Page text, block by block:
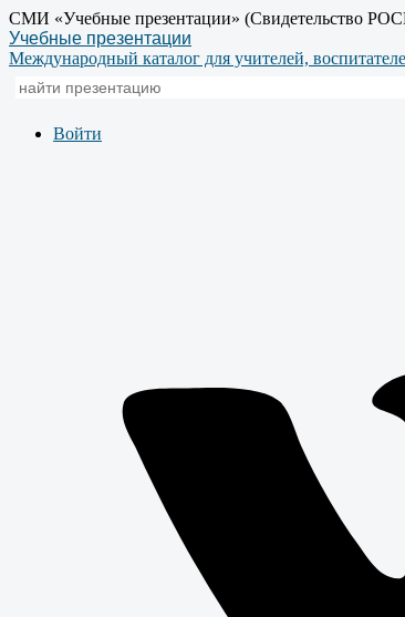
СМИ «Учебные презентации» (Свидетельство
Учебные презентации
Международный каталог для учителей,
Войти